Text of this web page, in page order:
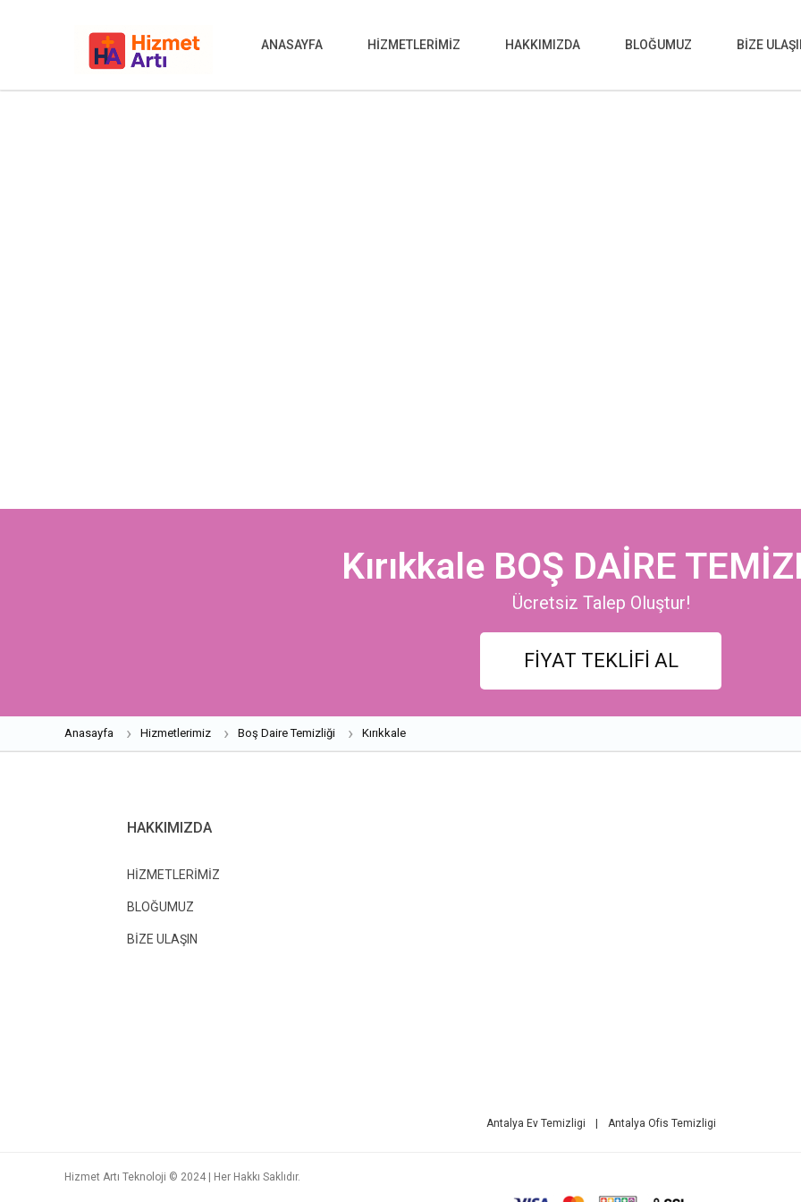
ANASAYFA HİZMETLERİMİZ HAKKIMIZDA BLOĞUMUZ BİZE
Kırıkkale BOŞ DAİRE
Ücretsiz Talep Oluştur!
FİYAT TEKLİFİ AL
Anasayfa Hizmetlerimiz Boş Daire Temizliği Kırıkkale
HAKKIMIZDA
HİZMETLERİMİZ
BLOĞUMUZ
BİZE ULAŞIN
Antalya Ev Temizligi Antalya Ofis Temizligi
Hizmet Artı Teknoloji © 2024 | Her Hakkı Saklıdır.